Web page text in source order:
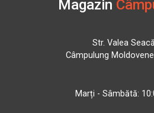
Magazin
Str. Valea
Câmpulung
Marți - Sâmbătă: